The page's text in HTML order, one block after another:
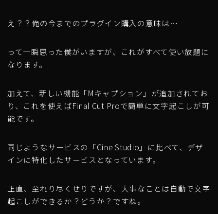
え？？俺の今までのプラグイン購入の意味は…
って一瞬思った僕がいますが、これがすべて使い放題に
なります。
加えて、新しい機能「Mキャプション」が追加されてお
り、これを使えばFinal Cut Proで簡単に文字起こしが可
能です。
同じようなサービスの「Cine Studio」に比べて、デザ
インに特化したサービスとなっています。
正直、至れり尽くせりですが、大事なことは自動で文字
起こしができるか？どうか？ですね。